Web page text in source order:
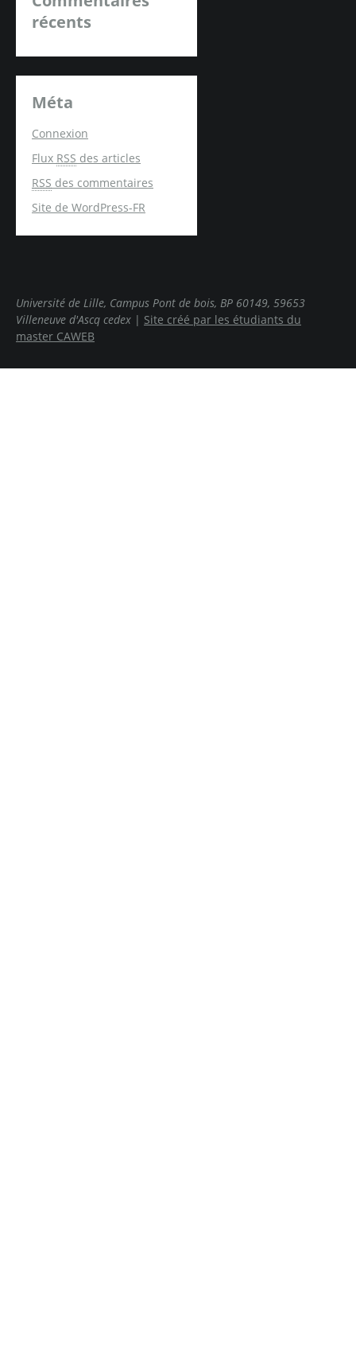
récents
Méta
Connexion
Flux RSS des articles
RSS des commentaires
Site de WordPress-FR
Université de Lille, Campus Pont de bois, BP 60149, 59653
Villeneuve d'Ascq cedex | Site créé par les étudiants du
master CAWEB